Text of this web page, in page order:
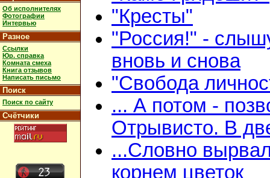
Об исполнителях
Фотографии
Интервью
Разное
Ссылки
Юр. справка
Комната смеха
Книга отзывов
Написать письмо
Поиск
Поиск по сайту
Счётчики
"Кресты"
"Россия!" -
вновь и снова
"Свобода
... А потом -
Отрывисто. В
...Словно
корнем цветок